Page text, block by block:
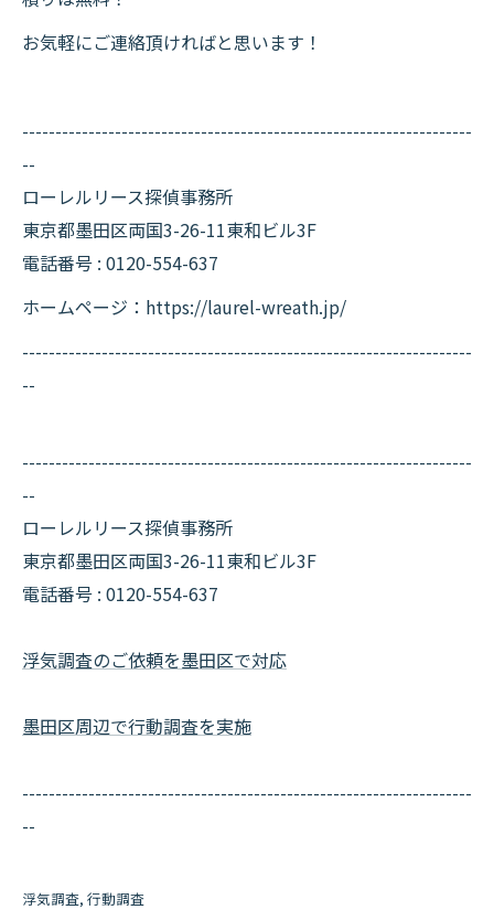
お気軽にご連絡頂ければと思います！
--------------------------------------------------------------------
--
ローレルリース探偵事務所
東京都墨田区両国3-26-11東和ビル3F
電話番号 : 0120-554-637
ホームページ：https://laurel-wreath.jp/
--------------------------------------------------------------------
--
--------------------------------------------------------------------
--
ローレルリース探偵事務所
東京都墨田区両国3-26-11東和ビル3F
電話番号 : 0120-554-637
浮気調査のご依頼を墨田区で対応
墨田区周辺で行動調査を実施
--------------------------------------------------------------------
--
浮気調査 行動調査